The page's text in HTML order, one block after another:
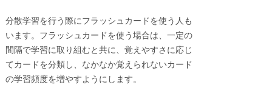
分散学習を行う際にフラッシュカードを使う人も
います。フラッシュカードを使う場合は、一定の
間隔で学習に取り組むと共に、覚えやすさに応じ
てカードを分類し、なかなか覚えられないカード
の学習頻度を増やすようにします。